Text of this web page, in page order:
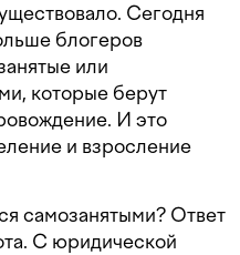
Сегодня
блогеров
или
которые берут
И это
и взросление
самозанятыми? Ответ
С юридической